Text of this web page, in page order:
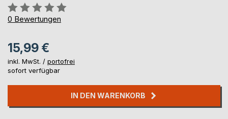
Bewertung::
0%
0 Bewertungen
15,99 €
inkl. MwSt. / portofrei
sofort verfügbar
IN DEN WARENKORB